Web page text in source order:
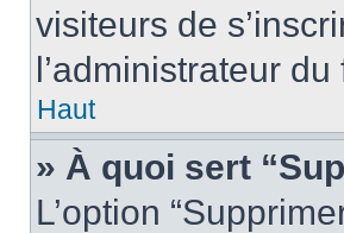
visiteurs de
l’administrateur du
Haut
» À quoi sert
L’option